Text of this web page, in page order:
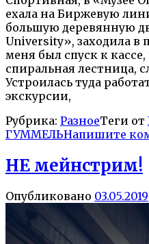
ехала на Биржевую
большую деревянную
University», заходила в
меня был спуск к
спиральная лестница,
Устроилась туда
экскурсии,
Рубрика: РазноеТеги от
ГУММЕЛЬНапишите
НЕ мейнстрим!
Опубликовано 03.05.2019